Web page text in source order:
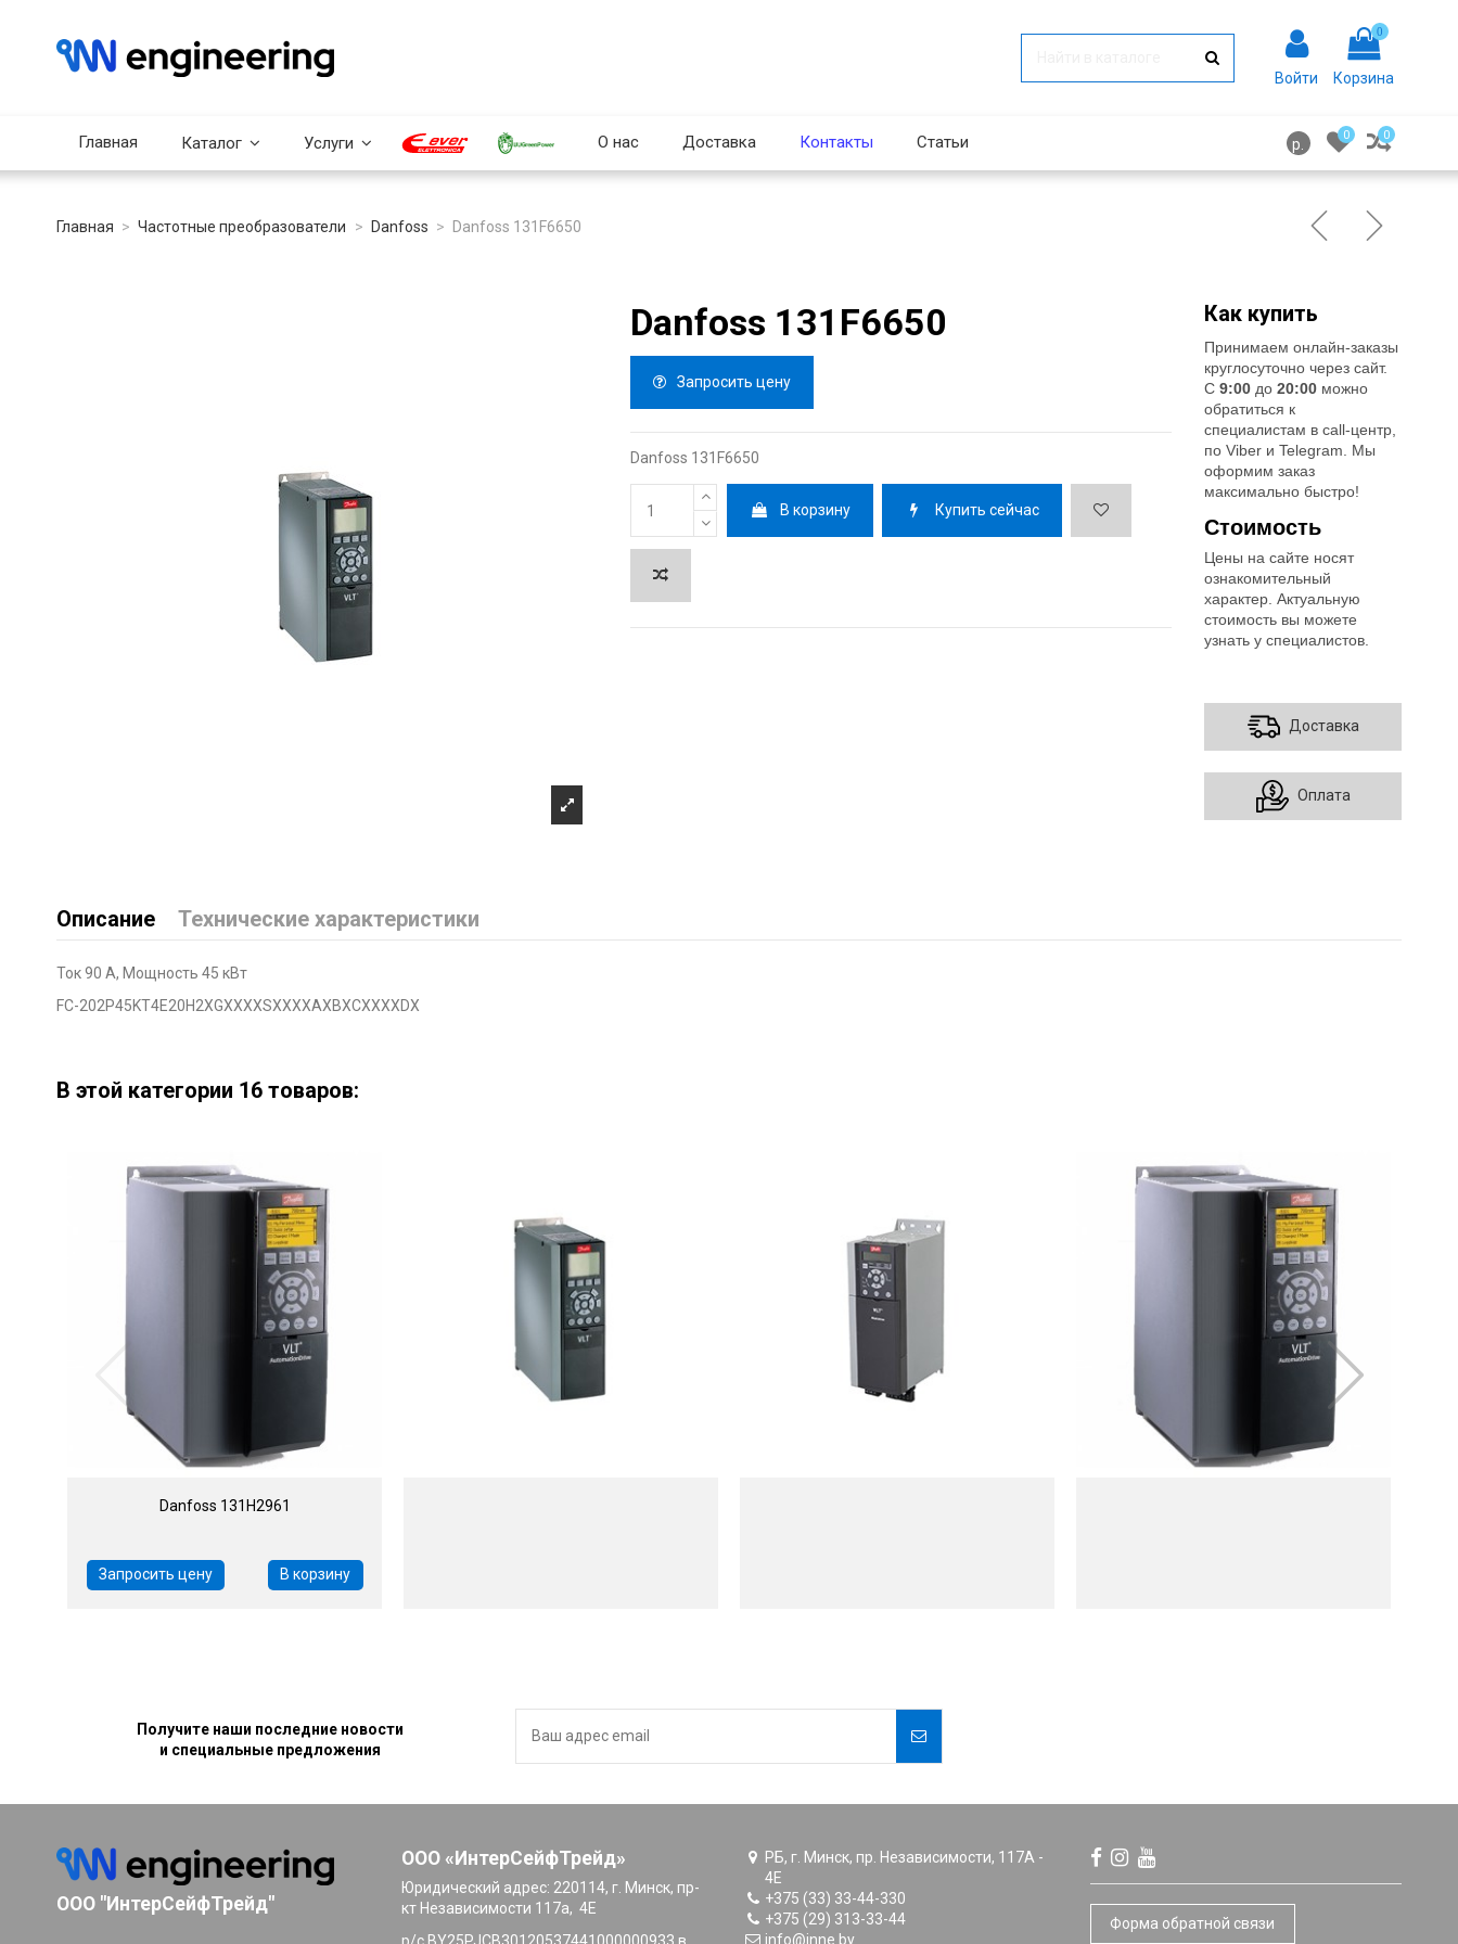
Войти
0
Корзина
Главная Каталог Услуги О нас Доставка Контакты Статьи р.
0 0
Главная Частотные преобразователи Danfoss Danfoss 131F6650
Danfoss 131F6650
Запросить цену
Danfoss 131F6650
В корзину Купить сейчас
Как купить
Принимаем онлайн-заказы
круглосуточно через сайт.
С9:00 до20:00 можно
обратиться к
специалистам в call-центр,
по Viber и Telegram. Мы
оформим заказ
максимально быстро!
Стоимость
Цены на сайте носят
ознакомительный
характер. Актуальную
стоимость вы можете
узнать у специалистов.
Доставка
Оплата
Описание Технические характеристики
Ток 90 А, Мощность 45 кВт
FC-202P45KT4E20H2XGXXXXSXXXXAXBXCXXXXDX
В этой категории 16 товаров:
Danfoss 131H2961
Запросить цену В корзину
Получите наши последние новости
и специальные предложения
РБ, г. Минск, пр. Независимости, 117А -
4E
+375 (33) 33-44-330
+375 (29) 313-33-44
info@inne.by
Форма обратной связи
ООО "ИнтерСейфТрейд"
ООО «ИнтерСейфТрейд»
Юридический адрес: 220114, г. Минск, пр-
кт Независимости 117а, 4E